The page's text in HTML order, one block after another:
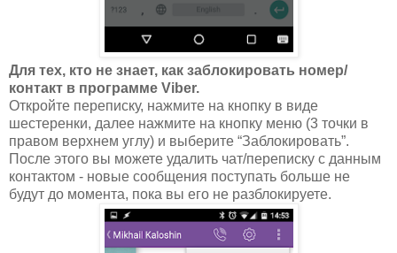
Для тех, кто не знает, как заблокировать номер/
контакт в программе Viber.
Откройте переписку, нажмите на кнопку в виде
шестеренки, далее нажмите на кнопку меню (3 точки в
правом верхнем углу) и выберите “Заблокировать”.
После этого вы можете удалить чат/переписку с данным
контактом - новые сообщения поступать больше не
будут до момента, пока вы его не разблокируете.